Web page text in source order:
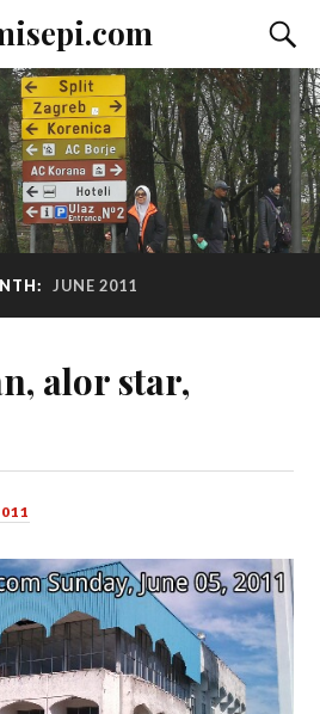
JUNE 2011
alor star,